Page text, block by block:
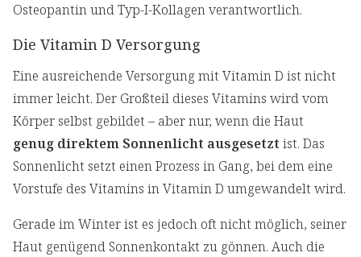
Osteopantin und Typ-I-Kollagen verantwortlich.
Die Vitamin D Versorgung
Eine ausreichende Versorgung mit Vitamin D ist nicht
immer leicht. Der Großteil dieses Vitamins wird vom
Körper selbst gebildet – aber nur, wenn die Haut
genug direktem Sonnenlicht ausgesetzt ist. Das
Sonnenlicht setzt einen Prozess in Gang, bei dem eine
Vorstufe des Vitamins in Vitamin D umgewandelt wird.
Gerade im Winter ist es jedoch oft nicht möglich, seiner
Haut genügend Sonnenkontakt zu gönnen. Auch die